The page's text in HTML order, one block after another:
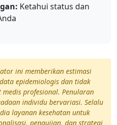
Ketahui status dan
ini memberikan estimasi
epidemiologis dan tidak
profesional. Penularan
individu bervariasi. Selalu
layanan kesehatan untuk
pengujian, dan strategi